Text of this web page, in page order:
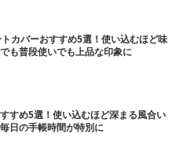
カバーおすすめ5選！使い込むほど味
も普段使いでも上品な印象に
すめ5選！使い込むほど深まる風合い
日の手帳時間が特別に